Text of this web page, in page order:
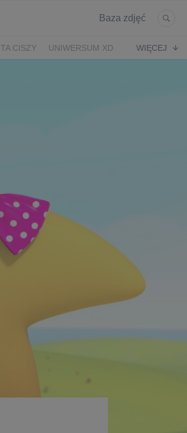
Baza zdjęć
CISZY
UNIWERSUM XD
WIĘCEJ